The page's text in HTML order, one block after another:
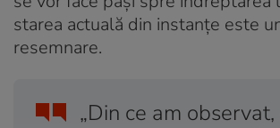
starea actuală din instanțe este
resemnare.
„Din ce am